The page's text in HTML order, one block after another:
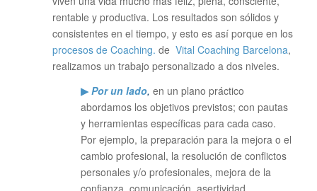
rentable y productiva. Los resultados son sólidos y
consistentes en el tiempo, y esto es así porque en los
procesos de Coaching. de Vital Coaching Barcelona,
realizamos un trabajo personalizado a dos niveles.
▶Por un lado, en un plano práctico
abordamos los objetivos previstos; con pautas
y herramientas específicas para cada caso.
Por ejemplo, la preparación para la mejora o el
cambio profesional, la resolución de conflictos
personales y/o profesionales, mejora de la
confianza, comunicación, asertividad,